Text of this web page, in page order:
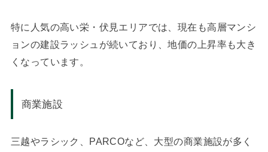
特に人気の高い栄・伏見エリアでは、現在も高層マンシ
ョンの建設ラッシュが続いており、地価の上昇率も大き
くなっています。
商業施設
三越やラシック、PARCOなど、大型の商業施設が多く